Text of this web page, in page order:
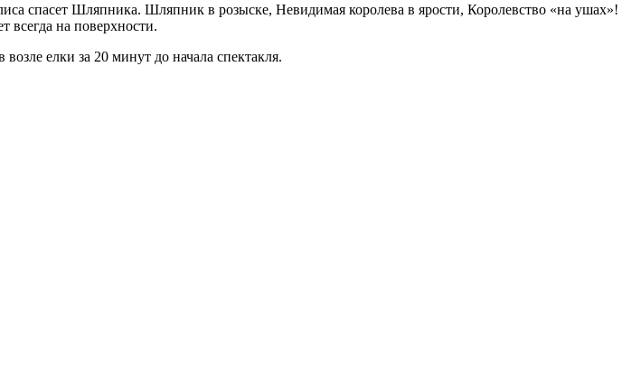
спасет Шляпника. Шляпник в розыске, Невидимая королева в ярости, Королевство «на ушах»!
всегда на поверхности.
елки за 20 минут до начала спектакля.